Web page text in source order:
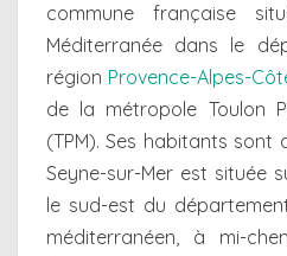
commune française
Méditerranée dans le
région Provence-Alpes-
de la métropole Toulon
(TPM). Ses habitants sont
Seyne-sur-Mer est située
le sud-est du
méditerranéen, à mi-